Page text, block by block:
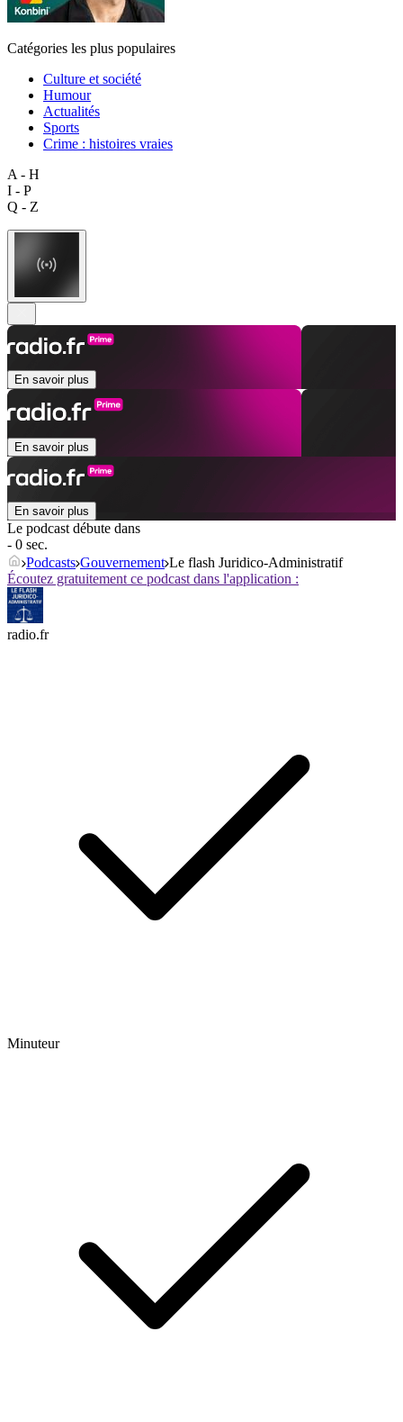
Catégories les plus populaires
Culture et société
Humour
Actualités
Sports
Crime : histoires vraies
A - H
I - P
Q - Z
En savoir plus
En savoir plus
En savoir plus
Le podcast débute dans
- 0 sec.
Podcasts Gouvernement Le flash Juridico-Administratif
Écoutez gratuitement ce podcast dans l'application :
radio.fr
Minuteur